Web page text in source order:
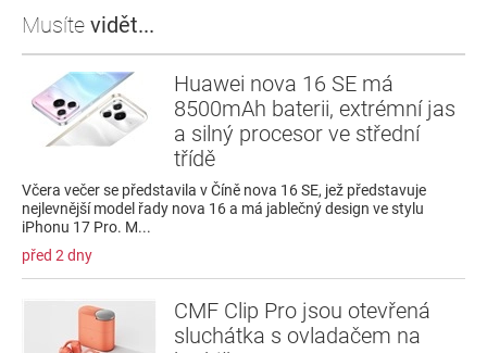
Musíte vidět...
Huawei nova 16 SE má
8500mAh baterii, extrémní jas
a silný procesor ve střední
třídě
Včera večer se představila v Číně nova 16 SE, jež představuje
nejlevnější model řady nova 16 a má jablečný design ve stylu
iPhonu 17 Pro. M...
před 2 dny
CMF Clip Pro jsou otevřená
sluchátka s ovladačem na